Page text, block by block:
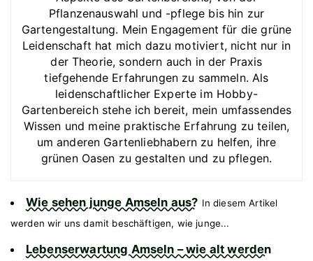
Pflanzenauswahl und -pflege bis hin zur
Gartengestaltung. Mein Engagement für die grüne
Leidenschaft hat mich dazu motiviert, nicht nur in
der Theorie, sondern auch in der Praxis
tiefgehende Erfahrungen zu sammeln. Als
leidenschaftlicher Experte im Hobby-
Gartenbereich stehe ich bereit, mein umfassendes
Wissen und meine praktische Erfahrung zu teilen,
um anderen Gartenliebhabern zu helfen, ihre
grünen Oasen zu gestalten und zu pflegen.
Wie sehen junge Amseln aus? In diesem Artikel
werden wir uns damit beschäftigen, wie junge...
Lebenserwartung Amseln – wie alt werden